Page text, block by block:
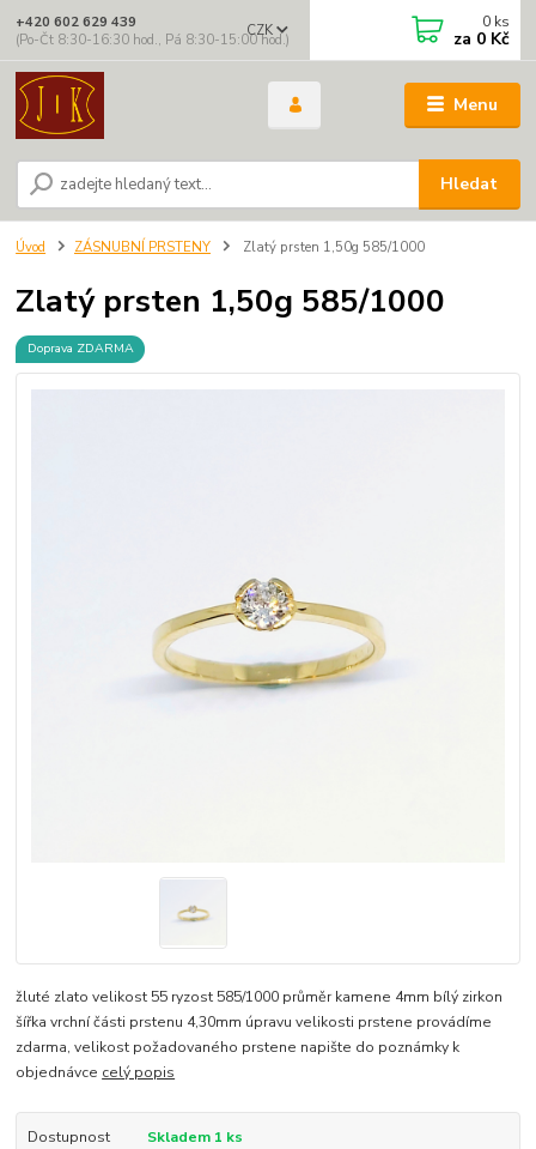
Menu
CZK
Hledat
+420 602 629 439
(Po-Čt 8:30-16:30 hod., Pá 8:30-15:00 hod.)
0 ks
za 0 Kč
Úvod ZÁSNUBNÍ PRSTENY Zlatý prsten 1,50g 585/1000
Zlatý prsten 1,50g 585/1000
Doprava ZDARMA
žluté zlato velikost 55 ryzost 585/1000 průměr kamene 4mm bílý zirkon
šířka vrchní části prstenu 4,30mm úpravu velikosti prstene provádíme
zdarma, velikost požadovaného prstene napište do poznámky k
objednávce celý popis
Dostupnost Skladem 1 ks